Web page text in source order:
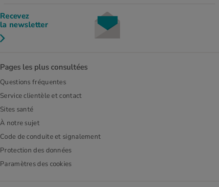
Recevez
la newsletter
Pages les plus consultées
Questions fréquentes
Service clientèle et contact
Sites santé
À notre sujet
Code de conduite et signalement
Protection des données
Paramètres des cookies